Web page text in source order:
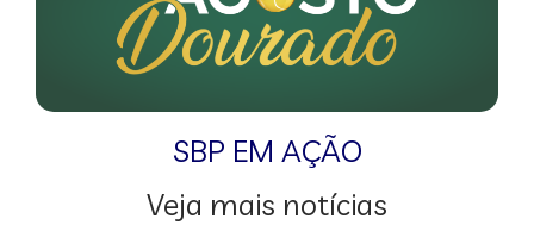
SBP EM AÇÃO
Veja mais notícias